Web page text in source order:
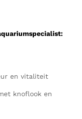
en vitaliteit
knoflook en